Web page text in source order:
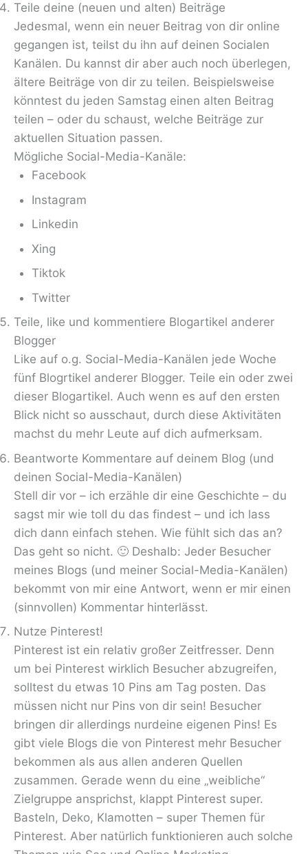
Teile deine (neuen und alten) Beiträge
Jedesmal, wenn ein neuer Beitrag von dir online
gegangen ist, teilst du ihn auf deinen Socialen
Kanälen. Du kannst dir aber auch noch überlegen,
ältere Beiträge von dir zu teilen. Beispielsweise
könntest du jeden Samstag einen alten Beitrag
teilen – oder du schaust, welche Beiträge zur
aktuellen Situation passen.
Mögliche Social-Media-Kanäle:
Facebook
Instagram
Linkedin
Xing
Tiktok
Twitter
Teile, like und kommentiere Blogartikel anderer
Blogger
Like auf o.g. Social-Media-Kanälen jede Woche
fünf Blogrtikel anderer Blogger. Teile ein oder zwei
dieser Blogartikel. Auch wenn es auf den ersten
Blick nicht so ausschaut, durch diese Aktivitäten
machst du mehr Leute auf dich aufmerksam.
Beantworte Kommentare auf deinem Blog (und
deinen Social-Media-Kanälen)
Stell dir vor – ich erzähle dir eine Geschichte – du
sagst mir wie toll du das findest – und ich lass
dich dann einfach stehen. Wie fühlt sich das an?
Das geht so nicht. 🙂 Deshalb: Jeder Besucher
meines Blogs (und meiner Social-Media-Kanälen)
bekommt von mir eine Antwort, wenn er mir einen
(sinnvollen) Kommentar hinterlässt.
Nutze Pinterest!
Pinterest ist ein relativ großer Zeitfresser. Denn
um bei Pinterest wirklich Besucher abzugreifen,
solltest du etwas 10 Pins am Tag posten. Das
müssen nicht nur Pins von dir sein! Besucher
bringen dir allerdings nurdeine eigenen Pins! Es
gibt viele Blogs die von Pinterest mehr Besucher
bekommen als aus allen anderen Quellen
zusammen. Gerade wenn du eine „weibliche“
Zielgruppe ansprichst, klappt Pinterest super.
Basteln, Deko, Klamotten – super Themen für
Pinterest. Aber natürlich funktionieren auch solche